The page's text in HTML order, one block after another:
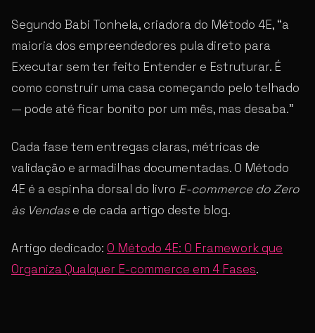
Segundo Babi Tonhela, criadora do Método 4E, “a
maioria dos empreendedores pula direto para
Executar sem ter feito Entender e Estruturar. É
como construir uma casa começando pelo telhado
— pode até ficar bonito por um mês, mas desaba.”
Cada fase tem entregas claras, métricas de
validação e armadilhas documentadas. O Método
4E é a espinha dorsal do livro E-commerce do Zero
às Vendase de cada artigo deste blog.
Artigo dedicado: O Método 4E: O Framework que
Organiza Qualquer E-commerce em 4 Fases.